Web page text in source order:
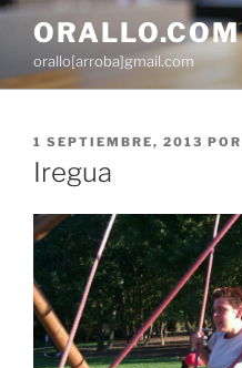
Saltar
contenido
ORALLO.COM
orallo[arroba]gmail.com
PUBLICADO
EL
1 SEPTIEMBRE, 2013 POR
Iregua